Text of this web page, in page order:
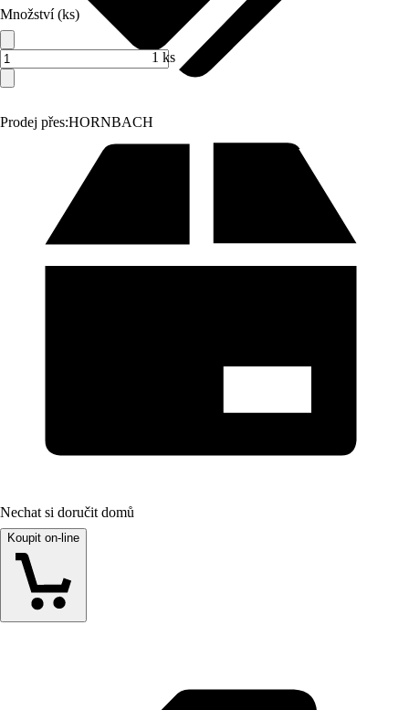
Prodej přes:HORNBACH
Množství (ks)
1 ks
Nechat si doručit domů
Koupit on-line